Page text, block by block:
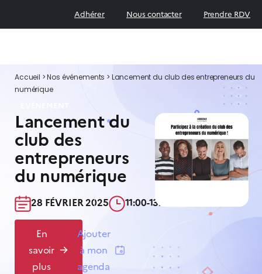
Adhérer Nous contacter Prendre RDV
Accueil >Nos événements > Lancement du club des entrepreneurs du
numérique
Lancement du
club des
entrepreneurs
du numérique
28 FÉVRIER 2025​ 11:00-13:30​
En
savoir
plus
Ajouter
à mon
agenda